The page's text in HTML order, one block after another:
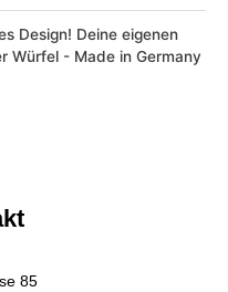
Design! Deine eigenen
Würfel - Made in Germany
85